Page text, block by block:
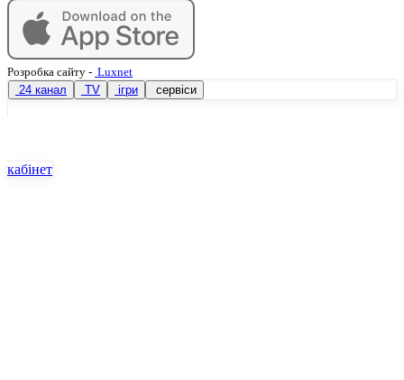
Розробка сайту - Luxnet
24 канал
TV ігри сервіси
кабінет